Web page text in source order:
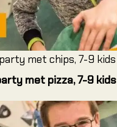
met chips, 7-9 kids
met pizza, 7-9 kids